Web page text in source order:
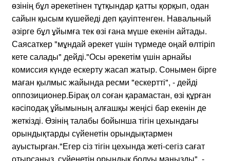
өзінің бұл әрекетінен тұтқындар қатты қорқып, одан
сайын қысым күшейеді деп қауіптенген. Навальный
әзірге бұл ұйымға тек өзі ғана мүше екенін айтады.
Саясаткер "мұндай әрекет үшін түрмеде оңай өлтіріп
кете салады" дейді."Осы әрекетім үшін арнайы
комиссия күнде ескерту жасап жатыр. Сонымен бірге
маған қылмыс жайында ресми "ескертті", - дейді
оппозиционер.Бірақ ол соған қарамастан, өзі құрған
кәсіподақ ұйымының алғашқы жеңісі бар екенін де
жеткізді. Өзінің талабы бойынша тігін цехындағы
орындықтарды сүйенетін орындықтармен
ауыстырған."Егер сіз тігін цехында жеті-сегіз сағат
отырсаңыз, сүйенетін орындық болуы маңызды", -